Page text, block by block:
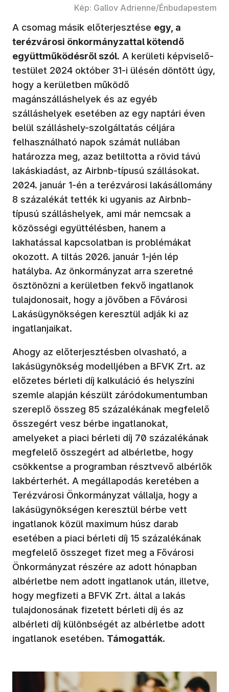
Kép: Gallov Adrienne/Énbudapestem
A csomag másik előterjesztése egy, a
terézvárosi önkormányzattal kötendő
együttműködésről szól. A kerületi képviselő-
testület 2024 október 31-i ülésén döntött úgy,
hogy a kerületben működő
magánszálláshelyek és az egyéb
szálláshelyek esetében az egy naptári éven
belül szálláshely-szolgáltatás céljára
felhasználható napok számát nullában
határozza meg, azaz betiltotta a rövid távú
lakáskiadást, az Airbnb-típusú szállásokat.
2024. január 1-én a terézvárosi lakásállomány
8 százalékát tették ki ugyanis az Airbnb-
típusú szálláshelyek, ami már nemcsak a
közösségi együttélésben, hanem a
lakhatással kapcsolatban is problémákat
okozott. A tiltás 2026. január 1-jén lép
hatályba. Az önkormányzat arra szeretné
ösztönözni a kerületben fekvő ingatlanok
tulajdonosait, hogy a jövőben a Fővárosi
Lakásügynökségen keresztül adják ki az
ingatlanjaikat.
Ahogy az előterjesztésben olvasható, a
lakásügynökség modelljében a BFVK Zrt. az
előzetes bérleti díj kalkuláció és helyszíni
szemle alapján készült záródokumentumban
szereplő összeg 85 százalékának megfelelő
összegért vesz bérbe ingatlanokat,
amelyeket a piaci bérleti díj 70 százalékának
megfelelő összegért ad albérletbe, hogy
csökkentse a programban résztvevő albérlők
lakbérterhét. A megállapodás keretében a
Terézvárosi Önkormányzat vállalja, hogy a
lakásügynökségen keresztül bérbe vett
ingatlanok közül maximum húsz darab
esetében a piaci bérleti díj 15 százalékának
megfelelő összeget fizet meg a Fővárosi
Önkormányzat részére az adott hónapban
albérletbe nem adott ingatlanok után, illetve,
hogy megfizeti a BFVK Zrt. által a lakás
tulajdonosának fizetett bérleti díj és az
albérleti díj különbségét az albérletbe adott
ingatlanok esetében. Támogatták.